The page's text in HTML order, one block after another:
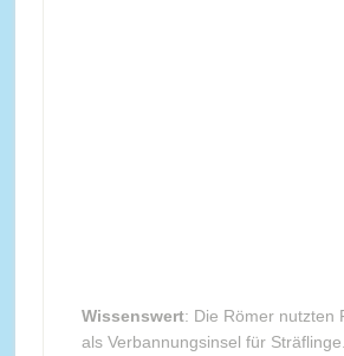
Wissenswert: Die Römer nutzten
als Verbannungsinsel für